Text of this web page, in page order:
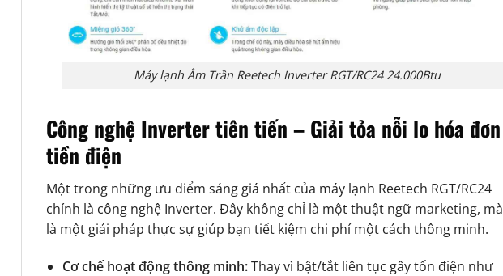
Máy lạnh Âm Trần Reetech Inverter RGT/RC24 24.000Btu
Công nghệ Inverter tiên tiến – Giải tỏa nỗi lo hóa đơn
tiền điện
Một trong những ưu điểm sáng giá nhất của máy lạnh Reetech RGT/RC24
chính là công nghệ Inverter. Đây không chỉ là một thuật ngữ marketing, mà
là một giải pháp thực sự giúp bạn tiết kiệm chi phí một cách thông minh.
Cơ chế hoạt động thông minh:Thay vì bật/tắt liên tục gây tốn điện như